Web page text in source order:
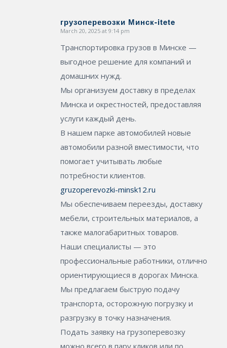
грузоперевозки Минск-itete
says:
March 20, 2025 at 9:14 pm
Транспортировка грузов в Минске —
выгодное решение для компаний и
домашних нужд.
Мы организуем доставку в пределах
Минска и окрестностей, предоставляя
услуги каждый день.
В нашем парке автомобилей новые
автомобили разной вместимости, что
помогает учитывать любые
потребности клиентов.
gruzoperevozki-minsk12.ru
Мы обеспечиваем переезды, доставку
мебели, строительных материалов, а
также малогабаритных товаров.
Наши специалисты — это
профессиональные работники, отлично
ориентирующиеся в дорогах Минска.
Мы предлагаем быструю подачу
транспорта, осторожную погрузку и
разгрузку в точку назначения.
Подать заявку на грузоперевозку
можно всего в пару кликов или по